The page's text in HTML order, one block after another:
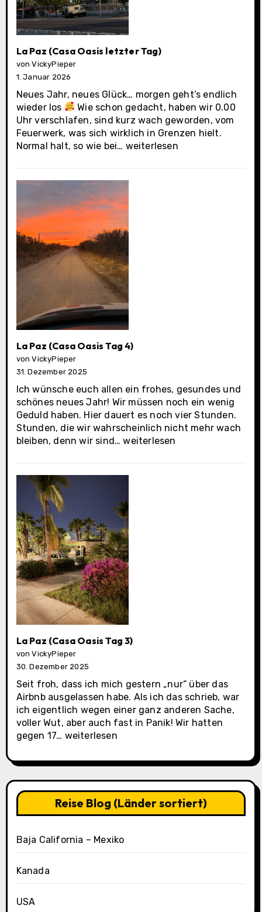
La Paz (Casa Oasis letzter Tag)
von VickyPieper
1. Januar 2026
Neues Jahr, neues Glück… morgen geht’s endlich
wieder los
Wie schon gedacht, haben wir 0.00
Uhr verschlafen, sind kurz wach geworden, vom
Feuerwerk, was sich wirklich in Grenzen hielt.
Normal halt, so wie bei… La
(Casa
Oasis
letzter
Tag)
weiterlesen
La Paz (Casa Oasis Tag 4)
von VickyPieper
31. Dezember 2025
Ich wünsche euch allen ein frohes, gesundes und
schönes neues Jahr! Wir müssen noch ein wenig
Geduld haben. Hier dauert es noch vier Stunden.
Stunden, die wir wahrscheinlich nicht mehr wach
bleiben, denn wir sind…La
(Casa
Oasis
4)
weiterlesen
La Paz (Casa Oasis Tag 3)
von VickyPieper
30. Dezember 2025
Seit froh, dass ich mich gestern „nur“ über das
Airbnb ausgelassen habe. Als ich das schrieb, war
ich eigentlich wegen einer ganz anderen Sache,
voller Wut, aber auch fast in Panik! Wir hatten
gegen 17… La
(Casa
3)
weiterlesen
Reise Blog (Länder sortiert)
Baja California – Mexiko
Kanada
USA